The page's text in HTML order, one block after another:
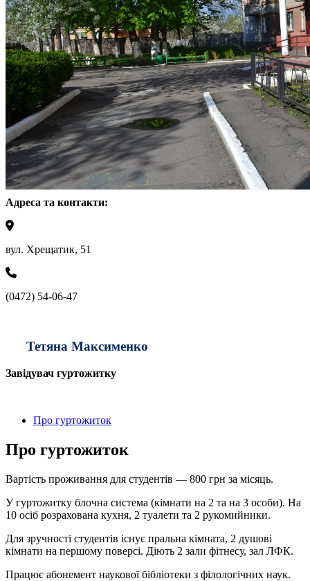
Адреса та контакти:
вул. Хрещатик, 51
(0472) 54-06-47
Тетяна Максименко
Завідувач гуртожитку
Про гуртожиток
Про гуртожиток
Вартість проживання для студентів — 800 грн за місяць.
У гуртожитку блочна система (кімнати на 2 та на 3 особи). На
10 осіб розрахована кухня, 2 туалети та 2 рукомийники.
Для зручності студентів існує пральна кімната, 2 душові
кімнати на першому поверсі. Діють 2 зали фітнесу, зал ЛФК.
Працює абонемент наукової бібліотеки з філологічних наук.